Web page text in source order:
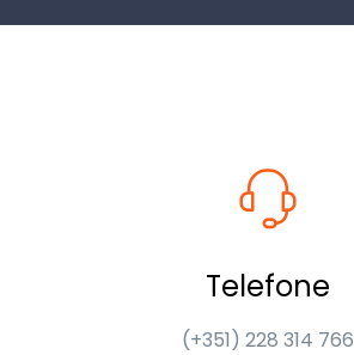
Telefone
(+351) 228 314 766